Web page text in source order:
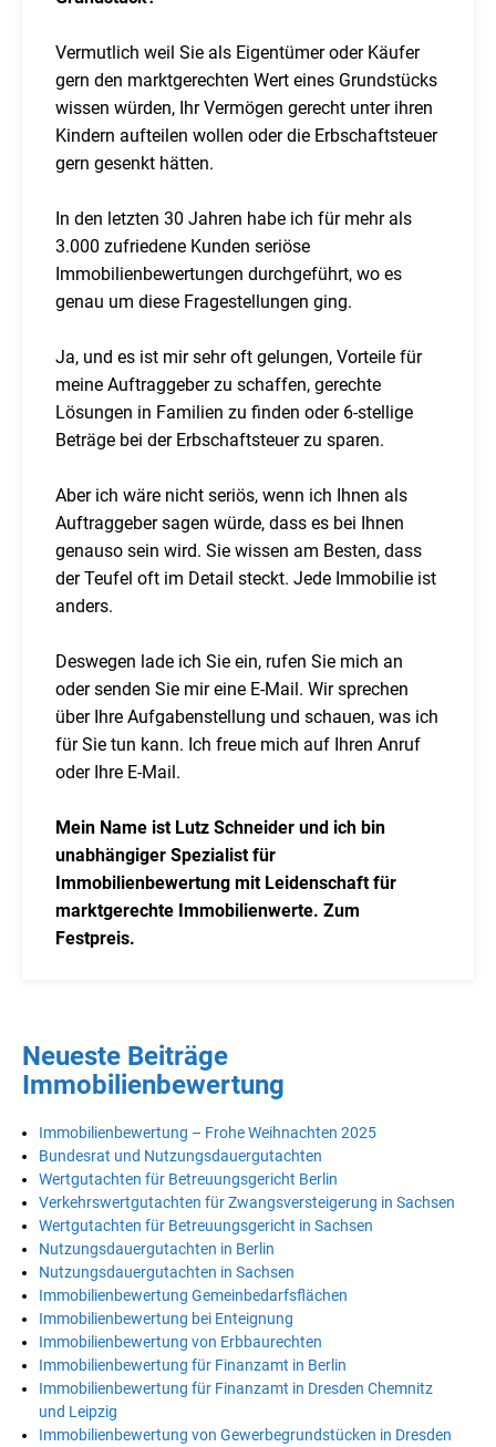
Vermutlich weil Sie als Eigentümer oder Käufer
gern den marktgerechten Wert eines Grundstücks
wissen würden, Ihr Vermögen gerecht unter ihren
Kindern aufteilen wollen oder die Erbschaftsteuer
gern gesenkt hätten.
In den letzten 30 Jahren habe ich für mehr als
3.000 zufriedene Kunden seriöse
Immobilienbewertungen durchgeführt, wo es
genau um diese Fragestellungen ging.
Ja, und es ist mir sehr oft gelungen, Vorteile für
meine Auftraggeber zu schaffen, gerechte
Lösungen in Familien zu finden oder 6-stellige
Beträge bei der Erbschaftsteuer zu sparen.
Aber ich wäre nicht seriös, wenn ich Ihnen als
Auftraggeber sagen würde, dass es bei Ihnen
genauso sein wird. Sie wissen am Besten, dass
der Teufel oft im Detail steckt. Jede Immobilie ist
anders.
Deswegen lade ich Sie ein, rufen Sie mich an
oder senden Sie mir eine E-Mail. Wir sprechen
über Ihre Aufgabenstellung und schauen, was ich
für Sie tun kann. Ich freue mich auf Ihren Anruf
oder Ihre E-Mail.
Mein Name ist Lutz Schneider und ich bin
unabhängiger Spezialist für
Immobilienbewertung mit Leidenschaft für
marktgerechte Immobilienwerte. Zum
Festpreis.
Neueste Beiträge
Immobilienbewertung
Immobilienbewertung – Frohe Weihnachten 2025
Bundesrat und Nutzungsdauergutachten
Wertgutachten für Betreuungsgericht Berlin
Verkehrswertgutachten für Zwangsversteigerung in Sachsen
Wertgutachten für Betreuungsgericht in Sachsen
Nutzungsdauergutachten in Berlin
Nutzungsdauergutachten in Sachsen
Immobilienbewertung Gemeinbedarfsflächen
Immobilienbewertung bei Enteignung
Immobilienbewertung von Erbbaurechten
Immobilienbewertung für Finanzamt in Berlin
Immobilienbewertung für Finanzamt in Dresden Chemnitz
und Leipzig
Immobilienbewertung von Gewerbegrundstücken in Dresden